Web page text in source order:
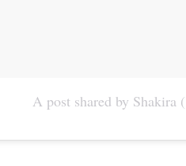
A post shared by Shakira